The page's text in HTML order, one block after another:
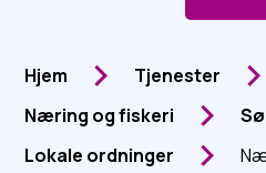
Du er her:
Hjem
Tjenester
Næring og fiskeri
Lokale ordninger